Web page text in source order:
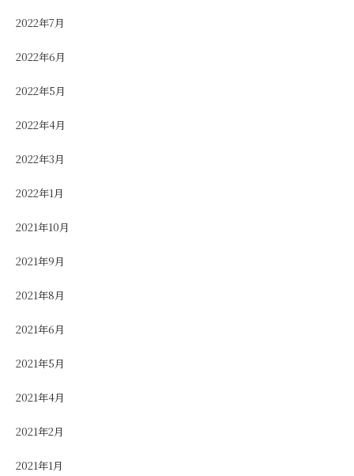
2022年7月
2022年6月
2022年5月
2022年4月
2022年3月
2022年1月
2021年10月
2021年9月
2021年8月
2021年6月
2021年5月
2021年4月
2021年2月
2021年1月